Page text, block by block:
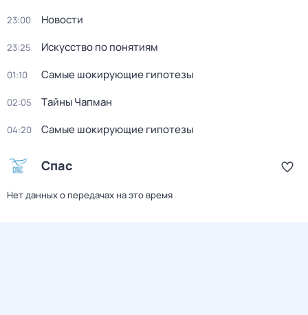
23:00 Новости
23:25 Искусство по понятиям
01:10 Самые шoкиpующие гипотезы
02:05 Тaйны Чапман
04:20 Самые шoкиpующие гипотезы
Спас
Нет данных о передачах на это время